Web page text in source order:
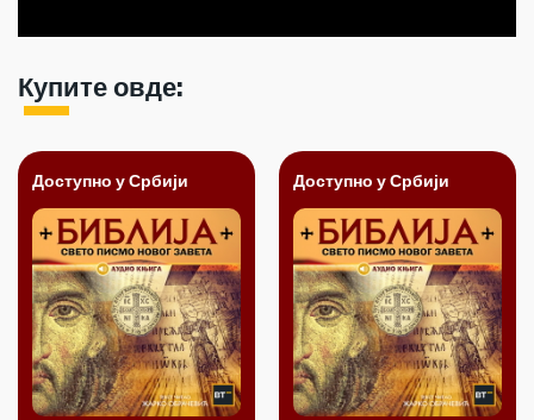
Купите овде:
Доступно у Србији Доступно у Србији